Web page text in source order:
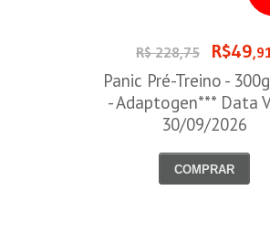
R$ 228,75 R$49
Panic Pré-Treino -
- Adaptogen*** Data
30/09/2026
COMPRAR